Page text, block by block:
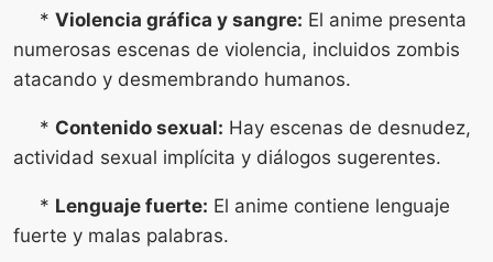
* Violencia gráfica y sangre: El anime presenta
numerosas escenas de violencia, incluidos zombis
atacando y desmembrando humanos.
* Contenido sexual: Hay escenas de desnudez,
actividad sexual implícita y diálogos sugerentes.
* Lenguaje fuerte: El anime contiene lenguaje
fuerte y malas palabras.